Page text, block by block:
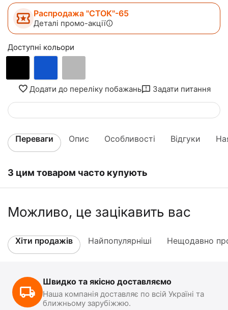
Распродажа "СТОК"-65
Деталі промо-акції
Доступні кольори
Додати до переліку побажань Задати питання
Переваги Опис Особливості Відгуки
З цим товаром часто купують
Можливо, це зацікавить вас
Хіти продажів Найпопулярніші Нещодавно
Швидко та якісно доставляємо
Наша компанія доставляє по всій Україні та
ближньому зарубіжжю.